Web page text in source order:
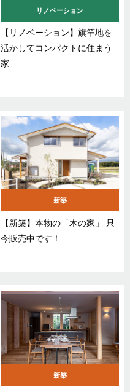
リノベーション
【リノベーション】旗竿地を
活かしてコンパクトに住まう
家
新築
【新築】本物の「木の家」 只
今販売中です！
新築